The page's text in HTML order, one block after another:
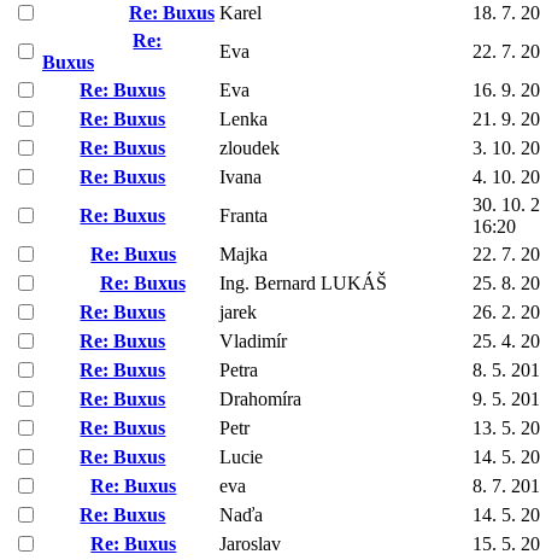
Re: Buxus Karel
18. 7.
Re:
Buxus
Eva
22. 7.
Re: Buxus
Eva
16. 9.
Re: Buxus
Lenka
21. 9.
Re: Buxus
zloudek
3. 10.
Re: Buxus
Ivana
4. 10.
Re: Buxus
Franta
30. 10.
16:20
Re: Buxus
Majka
22. 7.
Re: Buxus
Ing. Bernard LUKÁŠ
25. 8.
Re: Buxus
jarek
26. 2.
Re: Buxus
Vladimír
25. 4.
Re: Buxus
Petra
8. 5.
Re: Buxus
Drahomíra
9. 5.
Re: Buxus
Petr
13. 5.
Re: Buxus
Lucie
14. 5.
Re: Buxus
eva
8. 7.
Re: Buxus
Naďa
14. 5.
Re: Buxus
Jaroslav
15. 5.